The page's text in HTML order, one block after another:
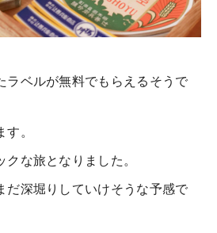
ラベルが無料でもらえるそうで
。
な旅となりました。
だ深堀りしていけそうな予感で